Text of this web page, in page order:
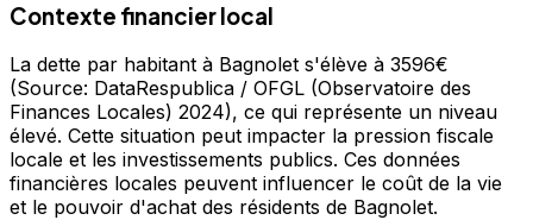
Contexte financier local
La dette par habitant à Bagnolet s'élève à 3596€
(Source: DataRespublica / OFGL (Observatoire des
Finances Locales) 2024), ce qui représente un niveau
élevé. Cette situation peut impacter la pression fiscale
locale et les investissements publics. Ces données
financières locales peuvent influencer le coût de la vie
et le pouvoir d'achat des résidents de Bagnolet.